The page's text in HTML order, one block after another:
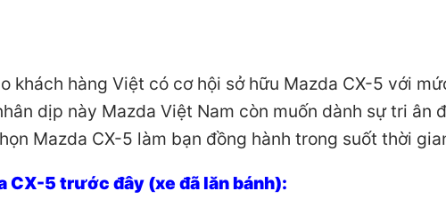
khách hàng Việt có cơ hội sở hữu Mazda CX-5 với
dịp này Mazda Việt Nam còn muốn dành sự tri ân
Mazda CX-5 làm bạn đồng hành trong suốt thời
CX-5 trước đây (xe đã lăn bánh):